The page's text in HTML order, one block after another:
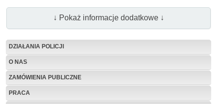
↓ Pokaż informacje dodatkowe ↓
DZIAŁANIA POLICJI
O NAS
ZAMÓWIENIA PUBLICZNE
PRACA